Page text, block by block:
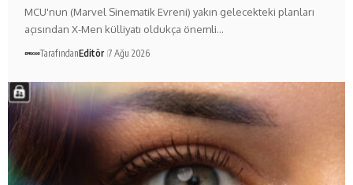
MCU'nun (Marvel Sinematik Evreni) yakın gelecekteki planları
açısından X-Men külliyatı oldukça önemli…
TarafındanEditör 7 Ağu 2026